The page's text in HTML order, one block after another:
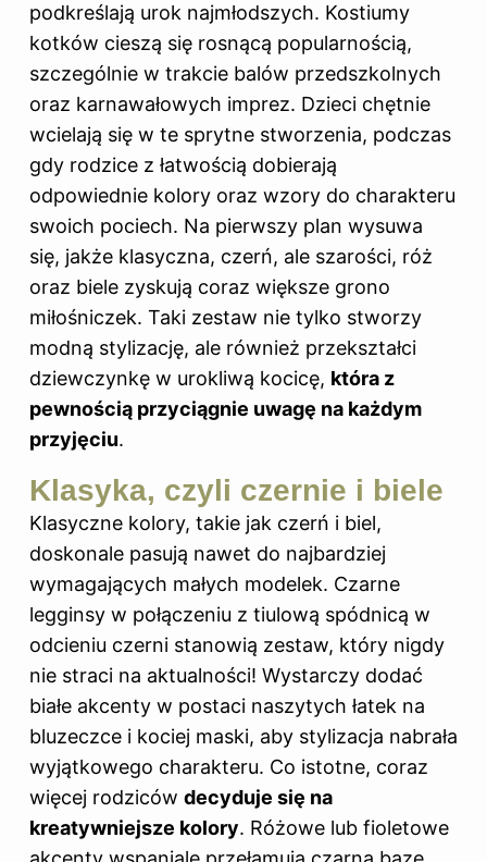
podkreślają urok najmłodszych. Kostiumy
kotków cieszą się rosnącą popularnością,
szczególnie w trakcie balów przedszkolnych
oraz karnawałowych imprez. Dzieci chętnie
wcielają się w te sprytne stworzenia, podczas
gdy rodzice z łatwością dobierają
odpowiednie kolory oraz wzory do charakteru
swoich pociech. Na pierwszy plan wysuwa
się, jakże klasyczna, czerń, ale szarości, róż
oraz biele zyskują coraz większe grono
miłośniczek. Taki zestaw nie tylko stworzy
modną stylizację, ale również przekształci
dziewczynkę w urokliwą kocicę, która z
pewnością przyciągnie uwagę na każdym
przyjęciu.
Klasyka, czyli czernie i biele
Klasyczne kolory, takie jak czerń i biel,
doskonale pasują nawet do najbardziej
wymagających małych modelek. Czarne
legginsy w połączeniu z tiulową spódnicą w
odcieniu czerni stanowią zestaw, który nigdy
nie straci na aktualności! Wystarczy dodać
białe akcenty w postaci naszytych łatek na
bluzeczce i kociej maski, aby stylizacja nabrała
wyjątkowego charakteru. Co istotne, coraz
więcej rodziców decyduje się na
kreatywniejsze kolory. Różowe lub fioletowe